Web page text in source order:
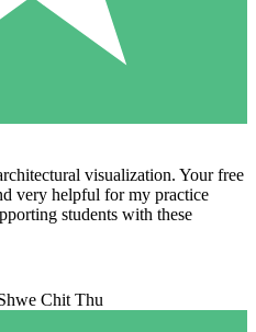
visualization. Your free
very helpful for my practice
students with these
Chit Thu